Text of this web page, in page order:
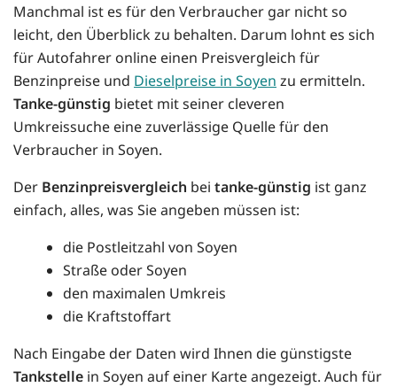
Manchmal ist es für den Verbraucher gar nicht so
leicht, den Überblick zu behalten. Darum lohnt es sich
für Autofahrer online einen Preisvergleich für
Benzinpreise und Dieselpreise in Soyen zu ermitteln.
Tanke-günstig bietet mit seiner cleveren
Umkreissuche eine zuverlässige Quelle für den
Verbraucher in Soyen.
Der Benzinpreisvergleich bei tanke-günstig ist ganz
einfach, alles, was Sie angeben müssen ist:
die Postleitzahl von Soyen
Straße oder Soyen
den maximalen Umkreis
die Kraftstoffart
Nach Eingabe der Daten wird Ihnen die günstigste
Tankstelle in Soyen auf einer Karte angezeigt. Auch für